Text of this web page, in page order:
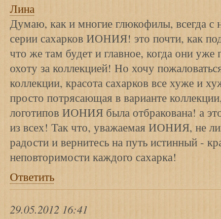
Лина
Думаю, как и многие глюкофилы, всегда с
серии сахарков ИОНИЯ! это почти, как
что же там будет и главное, когда они уже
охоту за коллекцией! Но хочу
коллекции, красота сахарков все хуже и
просто потрясающая в варианте
логотипов ИОНИЯ была отбракована! а
из всех! Так что, уважаемая ИОНИЯ, не
радости и вернитесь на путь истинный -
неповторимости каждого сахарка!
Ответить
29.05.2012 16:41